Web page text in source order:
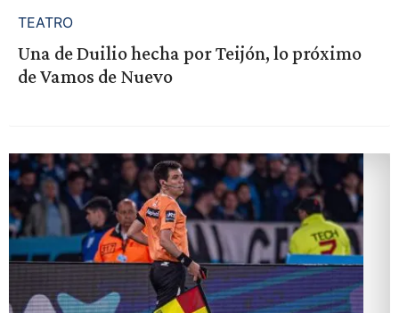
TEATRO
Una de Duilio hecha por Teijón, lo próximo
de Vamos de Nuevo